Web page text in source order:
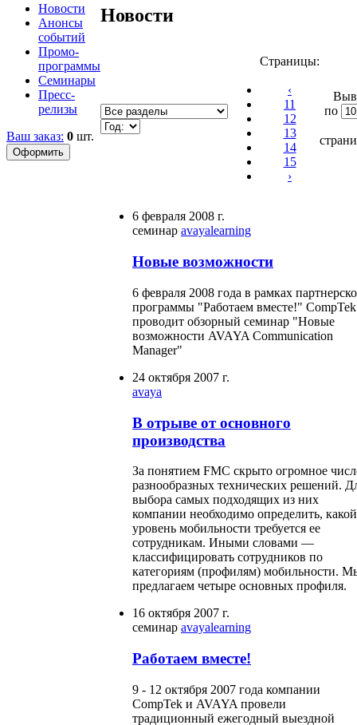
Новости
Анонсы
событий
Промо-
программы
Семинары
Пресс-
релизы
Ваш заказ: 0 шт.
Новости
Страницы:
‹
11
12
13
14
15
›
по
6 февраля 2008 г.
семинар avayalearning
Новые возможности
6 февраля 2008 года в рамках
программы "Работаем вместе!" CompTek
проводит обзорный семинар "Новые
возможности AVAYA Communication
Manager"
24 октября 2007 г.
avaya
В отрыве от основного
производства
За понятием FMC скрыто огромное
разнообразных технических решений.
выбора самых подходящих из них
компании необходимо определить, какой
уровень мобильности требуется ее
сотрудникам. Иными словами —
классифицировать сотрудников по
категориям (профилям) мобильности.
предлагаем четыре основных профиля.
16 октября 2007 г.
семинар avayalearning
Работаем вместе!
9 - 12 октября 2007 года компании
CompTek и AVAYA провели
традиционный ежегодный выездной